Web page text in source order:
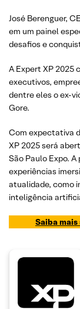
José Berenguer,
em um painel
desafios e
A Expert XP 2025
executivos,
dentre eles o ex-
Gore.
Com expectativa
XP 2025 será
São Paulo Expo.
experiências
atualidade, como
inteligência
Saiba